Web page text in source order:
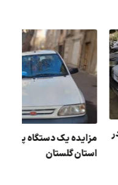
استان گلستان
مزایده پراید رنگ : سفید مدل : 88 در